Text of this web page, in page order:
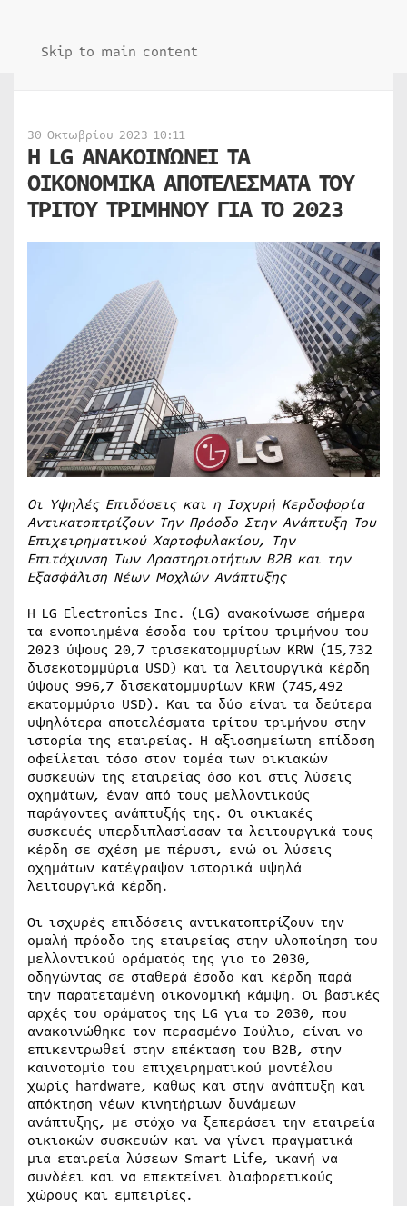
Skip to main content
30 Οκτωβρίου 2023 10:11
Η LG ΑΝΑΚΟΙΝΏΝΕΙ ΤΑ
ΟΙΚΟΝΟΜΙΚΑ ΑΠΟΤΕΛΕΣΜΑΤΑ ΤΟΥ
ΤΡΙΤΟΥ ΤΡΙΜΗΝΟΥ ΓΙΑ ΤΟ 2023
Οι Υψηλές Επιδόσεις και η Ισχυρή Κερδοφορία
Αντικατοπτρίζουν Την Πρόοδο Στην Ανάπτυξη Του
Επιχειρηματικού Χαρτοφυλακίου, Την
Επιτάχυνση Των Δραστηριοτήτων B2B και την
Εξασφάλιση Νέων Μοχλών Ανάπτυξης
Η LG Electronics Inc. (LG) ανακοίνωσε σήμερα
τα ενοποιημένα έσοδα του τρίτου τριμήνου του
2023 ύψους 20,7 τρισεκατομμυρίων KRW (15,732
δισεκατομμύρια USD) και τα λειτουργικά κέρδη
ύψους 996,7 δισεκατομμυρίων KRW (745,492
εκατομμύρια USD). Και τα δύο είναι τα δεύτερα
υψηλότερα αποτελέσματα τρίτου τριμήνου στην
ιστορία της εταιρείας. Η αξιοσημείωτη επίδοση
οφείλεται τόσο στον τομέα των οικιακών
συσκευών της εταιρείας όσο και στις λύσεις
οχημάτων, έναν από τους μελλοντικούς
παράγοντες ανάπτυξής της. Οι οικιακές
συσκευές υπερδιπλασίασαν τα λειτουργικά τους
κέρδη σε σχέση με πέρυσι, ενώ οι λύσεις
οχημάτων κατέγραψαν ιστορικά υψηλά
λειτουργικά κέρδη.
Οι ισχυρές επιδόσεις αντικατοπτρίζουν την
ομαλή πρόοδο της εταιρείας στην υλοποίηση του
μελλοντικού οράματός της για το 2030,
οδηγώντας σε σταθερά έσοδα και κέρδη παρά
την παρατεταμένη οικονομική κάμψη. Οι βασικές
αρχές του οράματος της LG για το 2030, που
ανακοινώθηκε τον περασμένο Ιούλιο, είναι να
επικεντρωθεί στην επέκταση του Β2Β, στην
καινοτομία του επιχειρηματικού μοντέλου
χωρίς hardware, καθώς και στην ανάπτυξη και
απόκτηση νέων κινητήριων δυνάμεων
ανάπτυξης, με στόχο να ξεπεράσει την εταιρεία
οικιακών συσκευών και να γίνει πραγματικά
μια εταιρεία λύσεων Smart Life, ικανή να
συνδέει και να επεκτείνει διαφορετικούς
χώρους και εμπειρίες.